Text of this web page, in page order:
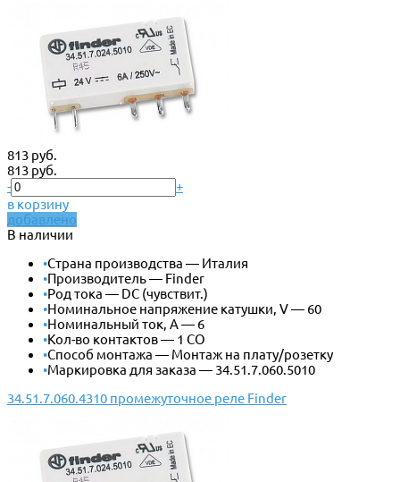
813 руб.
813 руб.
-
+
в корзину
добавлено
В наличии
•Страна производства — Италия
•Производитель — Finder
•Род тока — DC (чувствит.)
•Номинальное напряжение катушки, V — 60
•Номинальный ток, А — 6
•Кол-во контактов — 1 CO
•Способ монтажа — Монтаж на плату/розетку
•Маркировка для заказа — 34.51.7.060.5010
34.51.7.060.4310 промежуточное реле Finder